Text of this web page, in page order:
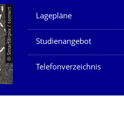
© Smarterpix / tomert Unsere Dienste
Lagepläne
Studienangebot
Telefonverzeichnis